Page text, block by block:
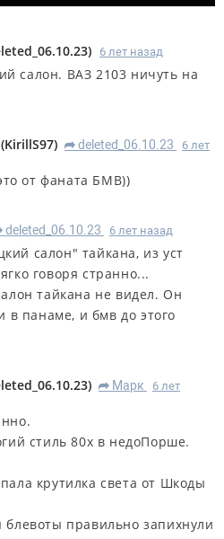
) 6 лет назад
салон. ВАЗ 2103 ничуть на
(KirillS97) R deleted_06.10.23
6 лет
от фаната БМВ))
deleted_06.10.23 6 лет назад
салон" тайкана, из уст
говоря странно...
тайкана не видел. Он
в панаме, и бмв до этого
) R Марк
6 лет
стиль 80х в недоПорше.
крутилка света от Шкоды
правильно запихнули